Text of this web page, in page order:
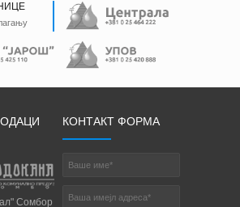
Сомбор
КОНТАКТ ФОРМА